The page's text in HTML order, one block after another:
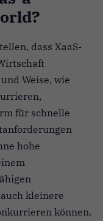
dass XaaS-
Weise, wie
für schnelle
hohe
kleinere
können.